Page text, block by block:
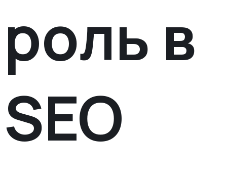
роль в
SEO